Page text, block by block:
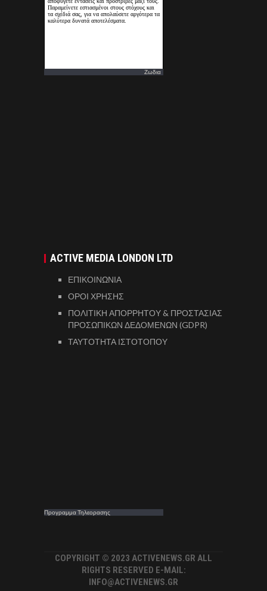
Ζωδια
ACTIVE MEDIA LONDON LTD
ΕΠΙΚΟΙΝΩΝΙΑ
ΟΡΟΙ ΧΡΗΣΗΣ
ΠΟΛΙΤΙΚΗ ΑΠΟΡΡΗΤΟΥ & ΠΡΟΣΤΑΣΙΑΣ
ΠΡΟΣΩΠΙΚΩΝ ΔΕΔΟΜΕΝΩΝ (GDPR)
ΤΑΥΤΟΤΗΤΑ ΙΣΤΟΤΟΠΟΥ
Προγραμμα Τηλεορασης
COPYRIGHT © 2023 ACTIVENEWS.GR ALL
RIGHTS RESERVED E-MAIL:
INFO@ACTIVENEWS.GR